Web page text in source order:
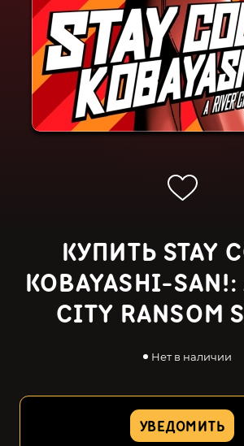
КУПИТЬ STAY
KOBAYASHI-SAN!:
CITY RANSOM
Нет в наличии
УВЕДОМИТЬ